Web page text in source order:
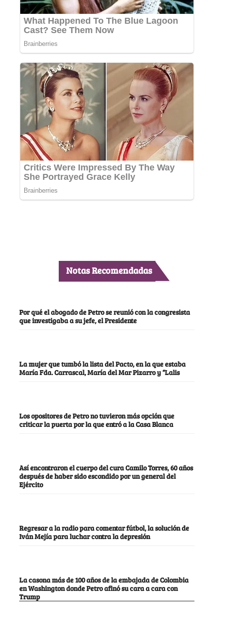
Notas Recomendadas
Por qué el abogado de Petro se reunió con la congresista
que investigaba a su jefe, el Presidente
La mujer que tumbó la lista del Pacto, en la que estaba
María Fda. Carrascal, María del Mar Pizarro y “Lalis
Los opositores de Petro no tuvieron más opción que
criticar la puerta por la que entró a la Casa Blanca
Así encontraron el cuerpo del cura Camilo Torres, 60 años
después de haber sido escondido por un general del
Ejército
Regresar a la radio para comentar fútbol, la solución de
Iván Mejía para luchar contra la depresión
La casona más de 100 años de la embajada de Colombia
en Washington donde Petro afinó su cara a cara con
Trump